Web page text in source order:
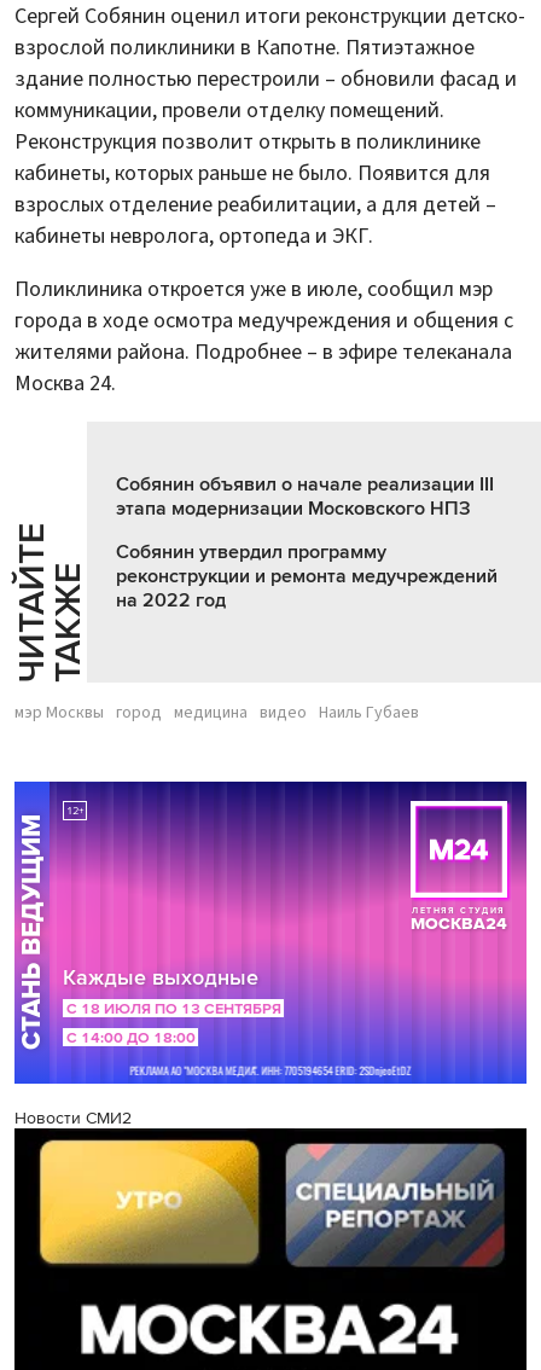
Сергей Собянин оценил итоги реконструкции детско-
взрослой поликлиники в Капотне. Пятиэтажное
здание полностью перестроили – обновили фасад и
коммуникации, провели отделку помещений.
Реконструкция позволит открыть в поликлинике
кабинеты, которых раньше не было. Появится для
взрослых отделение реабилитации, а для детей –
кабинеты невролога, ортопеда и ЭКГ.
Поликлиника откроется уже в июле, сообщил мэр
города в ходе осмотра медучреждения и общения с
жителями района. Подробнее – в эфире телеканала
Москва 24.
Ч
И
Т
АЙ
Т
Е
Т
А
К
ЖЕ
Собянин объявил о начале реализации III
этапа модернизации Московского НПЗ
Собянин утвердил программу
реконструкции и ремонта медучреждений
на 2022 год
мэр Москвы город медицина видео Наиль Губаев
Новости СМИ2